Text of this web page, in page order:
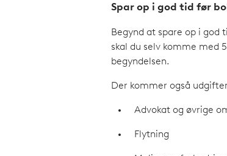
Spar op i god tid før
Begynd at spare op i god
skal du selv komme med
begyndelsen.
Der kommer også
Advokat og øvrige
Flytning